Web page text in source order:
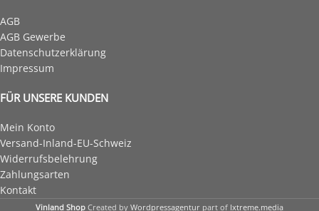
AGB
AGB Gewerbe
Datenschutzerklärung
Impressum
FÜR UNSERE KUNDEN
Mein Konto
Versand-Inland-EU-Schweiz
Widerrufsbelehrung
Zahlungsarten
Kontakt
Vinland Shop Created by Wordpressagentur part of Ixtreme.media